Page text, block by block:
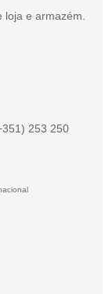
loja e armazém.
253 250